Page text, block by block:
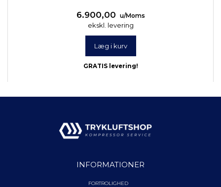
6.900,00 u/Moms
ekskl. levering
Læg i kurv
GRATIS levering!
INFORMATIONER
FORTROLIGHED